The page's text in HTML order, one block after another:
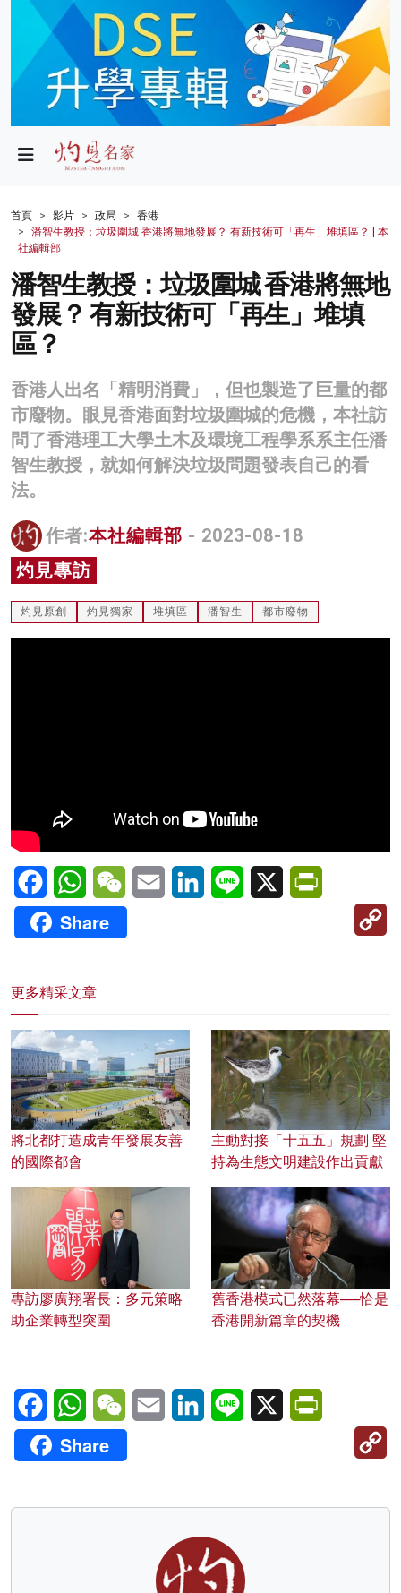
政局
財經
生活
健康
商業
科技
影片
名家榜
灼見活動
關於我們
首頁 影片 政局
香港
潘智生教授：垃圾圍城 香港將無地發展？ 有新技術可「再生」堆填區？ | 本
社編輯部
潘智生教授：垃圾圍城 香港將無地
發展？ 有新技術可「再生」堆填
區？
香港人出名「精明消費」，但也製造了巨量的都
市廢物。眼見香港面對垃圾圍城的危機，本社訪
問了香港理工大學土木及環境工程學系系主任潘
智生教授，就如何解決垃圾問題發表自己的看
法。
作者:本社編輯部 - 2023-08-18
灼見專訪
灼見原創 灼見獨家 堆填區 潘智生 都市廢物
FacebookWhatsAppWeChatEmail LinkedInLine X
Share
更多精采文章
將北都打造成青年發展友善
的國際都會
主動對接「十五五」規劃 堅
持為生態文明建設作出貢獻
專訪廖廣翔署長：多元策略
助企業轉型突圍
舊香港模式已然落幕──恰是
香港開新篇章的契機
FacebookWhatsAppWeChatEmail LinkedInLine X
Share